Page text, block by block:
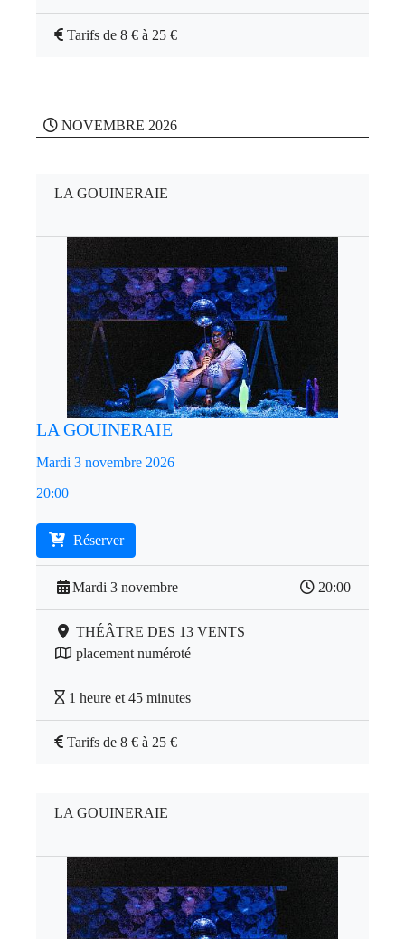
Tarifs de 8 € à 25 €
NOVEMBRE 2026
LA GOUINERAIE
LA GOUINERAIE
Mardi 3 novembre 2026
20:00
Réserver
Mardi 3 novembre 20:00
THÉÂTRE DES 13 VENTS
placement numéroté
1 heure et 45 minutes
Tarifs de 8 € à 25 €
LA GOUINERAIE